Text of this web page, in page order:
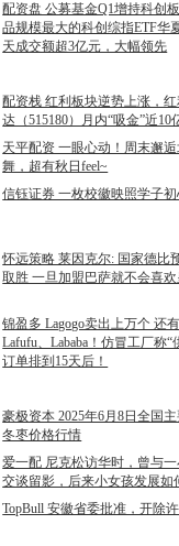
配资盘 公募基金Q1增持科创
品规模最大的科创综指ETF华
天成交额超3亿元，大幅领先
配资栈 红利板块逆势上涨，
达（515180）月内“吸金”近10
天平配资 一眼心动！周末邂
舞，超有秋日feel~
信钰证券 一枚校徽映照学子
怀远策略 莱因克尔: 国家德比
取胜 一旦加盟巴萨就不会喜
锦盈多 Lagogo卖出上万个 还
Lafufu、Lababa！仿冒工厂称“
订单排到15天后！
豪极资本 2025年6月8日全国
冬枣价格行情
爱一配 尼克松访华时，曾与
交谈留影，后来小女孩发展如
TopBull 安徽省委批准，开除